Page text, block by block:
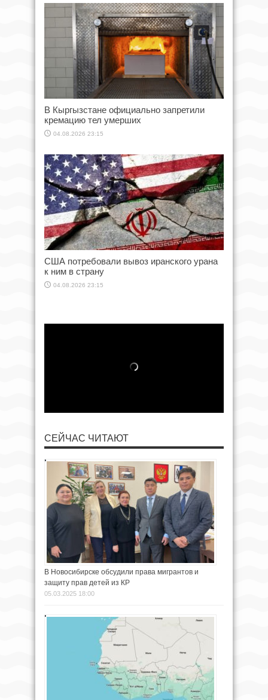
В Кыргызстане официально запретили
кремацию тел умерших
04.08.2026 23:15
США потребовали вывоз иранского урана
к ним в страну
04.08.2026 23:15
СЕЙЧАС ЧИТАЮТ
В Новосибирске обсудили права мигрантов и
защиту прав детей из КР
05.03.2025 18:00